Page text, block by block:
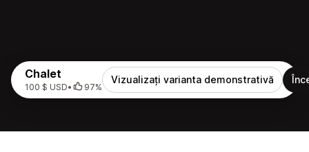
Chalet
100 $ USD• 97%
Vizualizați varianta demonstrativă